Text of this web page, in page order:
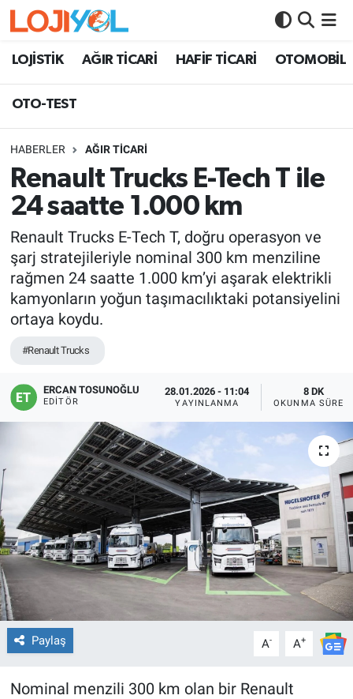
LOJİSTİK AĞIR TİCARİ HAFİF TİCARİ OTOMOBİL
OTO-TEST
HABERLER AĞIR TİCARİ
Renault Trucks E-Tech T ile
24 saatte 1.000 km
Renault Trucks E-Tech T, doğru operasyon ve
şarj stratejileriyle nominal 300 km menziline
rağmen 24 saatte 1.000 km’yi aşarak elektrikli
kamyonların yoğun taşımacılıktaki potansiyelini
ortaya koydu.
#Renault Trucks
ERCAN TOSUNOĞLU
EDITÖR
28.01.2026 - 11:04
YAYINLANMA
8 DK
OKUNMA SÜRESI
Paylaş A- A+
Nominal menzili 300 km olan bir Renault
OTO-TEST